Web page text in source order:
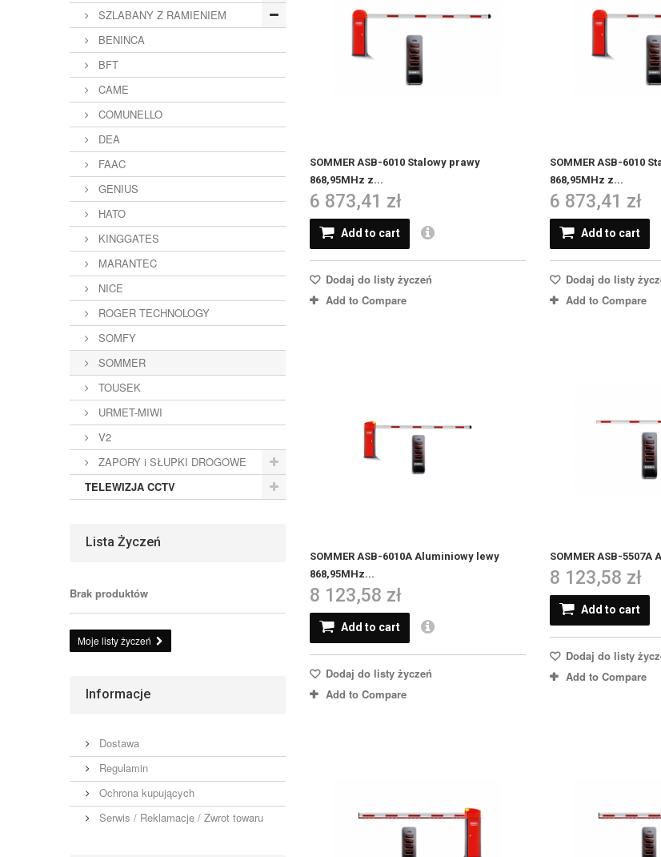
SOMMER ASB-6010 Stalowy prawy
868,95MHz z...
6 873,41 zł
Add to cart
Dodaj do listy życzeń
Add to Compare
SOMMER ASB-6010
868,95MHz z...
6 873,41 zł
Add to cart
Dodaj do listy
Add to Compare
SOMMER ASB-6010A Aluminiowy lewy
868,95MHz...
8 123,58 zł
Add to cart
Dodaj do listy życzeń
Add to Compare
SOMMER ASB-
8 123,58 zł
Add to cart
Dodaj do listy
Add to Compare
SZLABANY Z RAMIENIEM
BENINCA
BFT
CAME
COMUNELLO
DEA
FAAC
GENIUS
HATO
KINGGATES
MARANTEC
NICE
ROGER TECHNOLOGY
SOMFY
SOMMER
TOUSEK
URMET-MIWI
V2
ZAPORY i SŁUPKI DROGOWE
TELEWIZJA CCTV
Lista Życzeń
Brak produktów
Moje listy życzeń
Informacje
Dostawa
Regulamin
Ochrona kupujących
Serwis / Reklamacje / Zwrot towaru